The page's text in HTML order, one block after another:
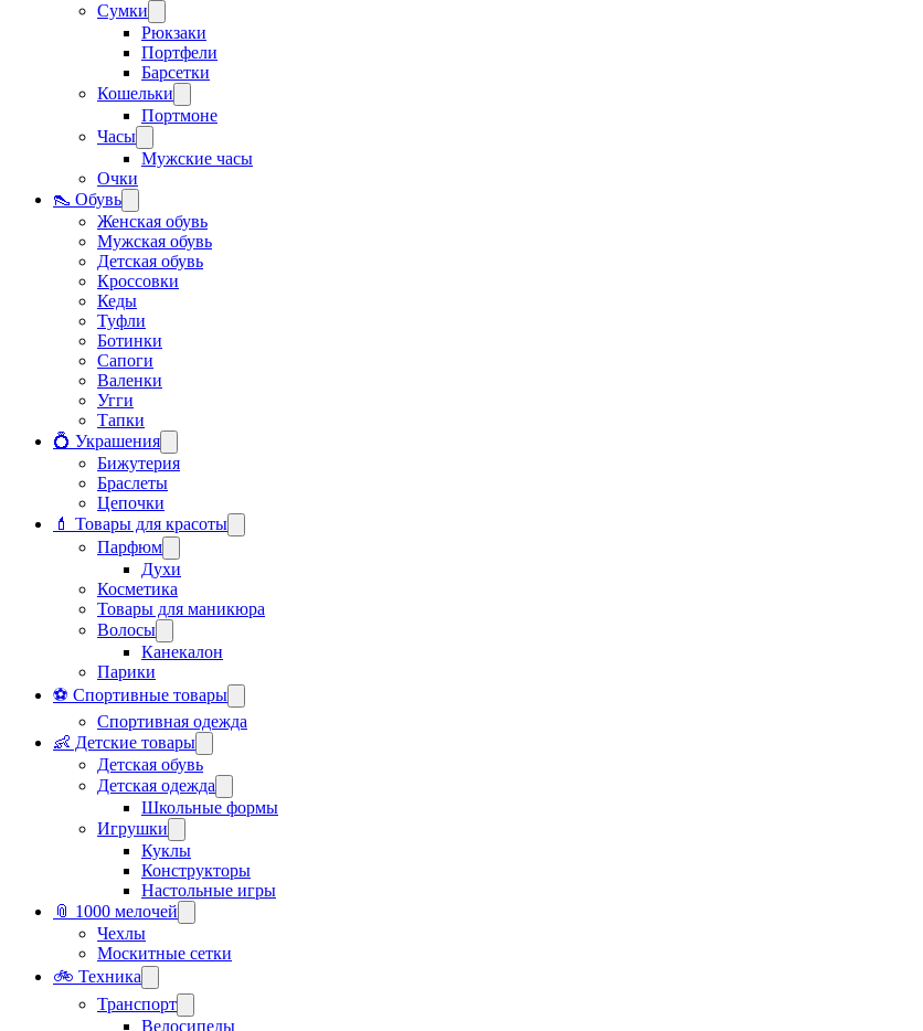
Сумки
Рюкзаки
Портфели
Барсетки
Кошельки
Портмоне
Часы
Мужские часы
Очки
👠 Обувь
Женская обувь
Мужская обувь
Детская обувь
Кроссовки
Кеды
Туфли
Ботинки
Сапоги
Валенки
Угги
Тапки
💍 Украшения
Бижутерия
Браслеты
Цепочки
💄 Товары для красоты
Парфюм
Духи
Косметика
Товары для маникюра
Волосы
Канекалон
Парики
⚽ Спортивные товары
Спортивная одежда
👶 Детские товары
Детская обувь
Детская одежда
Школьные формы
Игрушки
Куклы
Конструкторы
Настольные игры
📎 1000 мелочей
Чехлы
Москитные сетки
🚲 Техника
Транспорт
Велосипеды